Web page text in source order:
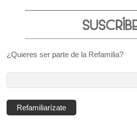
¿Quieres ser parte de la Refamilia?
correo
electrónico:
Refamiliarízate